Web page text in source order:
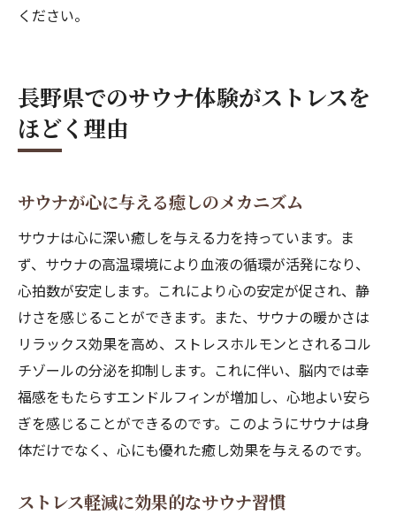
ください。
長野県でのサウナ体験がストレスを
ほどく理由
サウナが心に与える癒しのメカニズム
サウナは心に深い癒しを与える力を持っています。ま
ず、サウナの高温環境により血液の循環が活発になり、
心拍数が安定します。これにより心の安定が促され、静
けさを感じることができます。また、サウナの暖かさは
リラックス効果を高め、ストレスホルモンとされるコル
チゾールの分泌を抑制します。これに伴い、脳内では幸
福感をもたらすエンドルフィンが増加し、心地よい安ら
ぎを感じることができるのです。このようにサウナは身
体だけでなく、心にも優れた癒し効果を与えるのです。
ストレス軽減に効果的なサウナ習慣